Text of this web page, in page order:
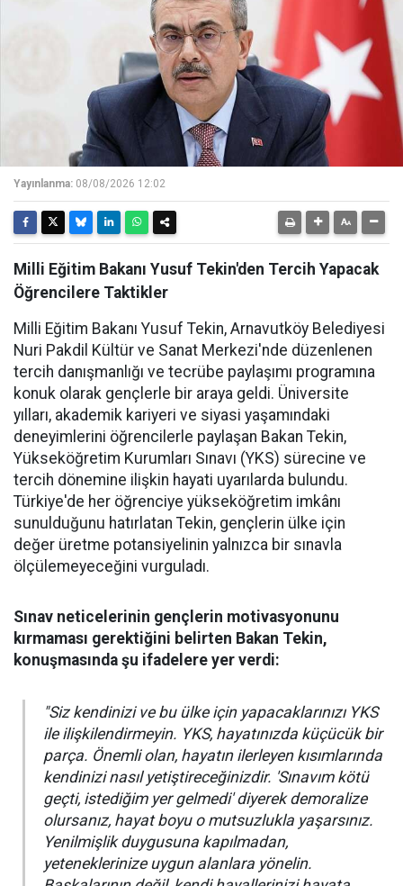
Yayınlanma: 08/08/2026 12:02
Milli Eğitim Bakanı Yusuf Tekin'den Tercih Yapacak
Öğrencilere Taktikler
Milli Eğitim Bakanı Yusuf Tekin, Arnavutköy Belediyesi
Nuri Pakdil Kültür ve Sanat Merkezi'nde düzenlenen
tercih danışmanlığı ve tecrübe paylaşımı programına
konuk olarak gençlerle bir araya geldi. Üniversite
yılları, akademik kariyeri ve siyasi yaşamındaki
deneyimlerini öğrencilerle paylaşan Bakan Tekin,
Yükseköğretim Kurumları Sınavı (YKS) sürecine ve
tercih dönemine ilişkin hayati uyarılarda bulundu.
Türkiye'de her öğrenciye yükseköğretim imkânı
sunulduğunu hatırlatan Tekin, gençlerin ülke için
değer üretme potansiyelinin yalnızca bir sınavla
ölçülemeyeceğini vurguladı.
Sınav neticelerinin gençlerin motivasyonunu
kırmaması gerektiğini belirten Bakan Tekin,
konuşmasında şu ifadelere yer verdi:
"Siz kendinizi ve bu ülke için yapacaklarınızı YKS
ile ilişkilendirmeyin. YKS, hayatınızda küçücük bir
parça. Önemli olan, hayatın ilerleyen kısımlarında
kendinizi nasıl yetiştireceğinizdir. 'Sınavım kötü
geçti, istediğim yer gelmedi' diyerek demoralize
olursanız, hayat boyu o mutsuzlukla yaşarsınız.
Yenilmişlik duygusuna kapılmadan,
yeteneklerinize uygun alanlara yönelin.